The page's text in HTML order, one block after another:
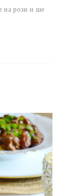
на рози и ше